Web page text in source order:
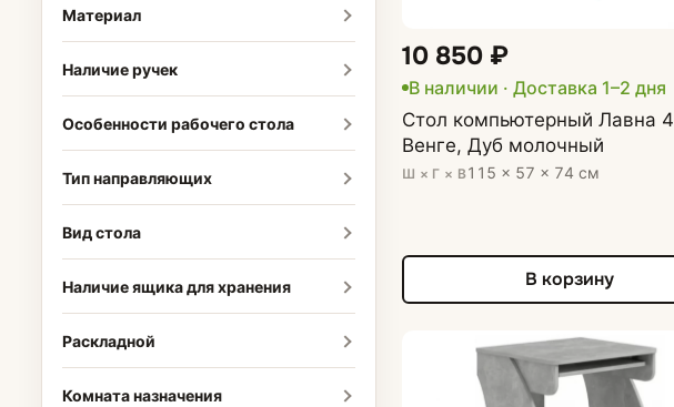
Материал
Наличие ручек
Особенности рабочего стола
Тип направляющих
Вид стола
Наличие ящика для хранения
Раскладной
Комната назначения
10 850 ₽
В наличии · Доставка 1–2 дня
Стол компьютерный Лавна 4
Венге, Дуб молочный
Ш × Г × В115 × 57 × 74 см
В корзину